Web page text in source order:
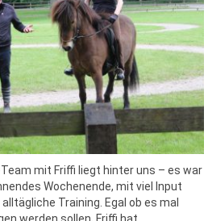
mit Friffi liegt hinter uns – es war
Wochenende, mit viel Input
Training. Egal ob es mal